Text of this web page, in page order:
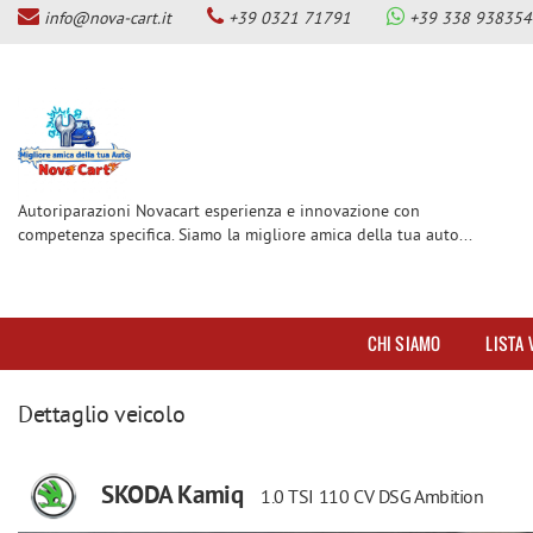
CHI SIAMO
LISTA VEICOLI
SERVIZI
OFFICINA MAGNETI MARELLI
DISABILITA’
SERVIZIO GOMME AUTO
info@nova-cart.it +39 0321 71791 +39 338
Autoriparazioni Novacart esperienza e innovazione con
competenza specifica. Siamo la migliore amica della tua auto...
CHI SIAMO LISTA
Dettaglio veicolo
SKODA Kamiq 1.0 TSI 110 CV DSG Ambition
consenso
seguente
pannello
tue
di
alle
tecnologie
di